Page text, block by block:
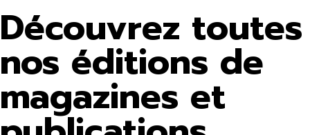
Découvrez toutes
nos éditions de
magazines et